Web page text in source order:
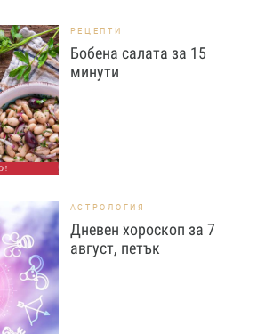
РЕЦЕПТИ
Бобена салата за 15
минути
АСТРОЛОГИЯ
Дневен хороскоп за 7
август, петък